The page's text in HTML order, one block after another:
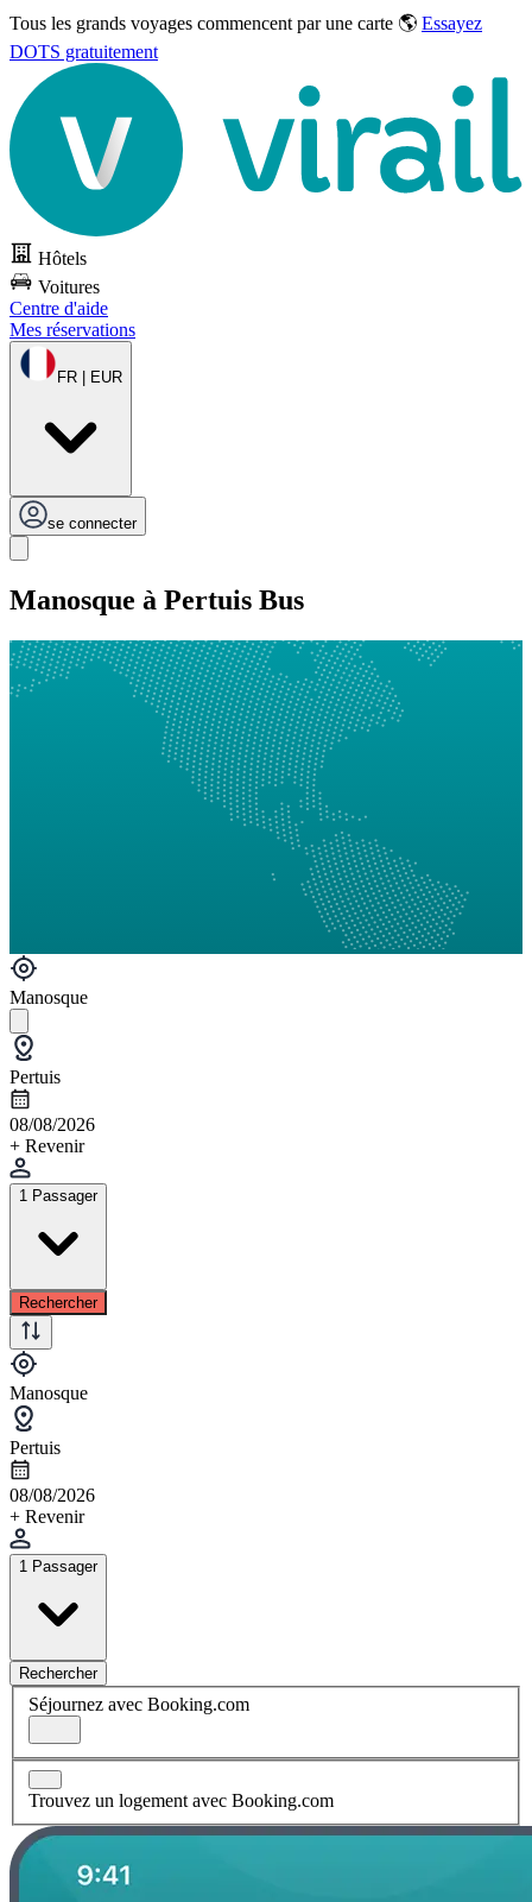
Tous les grands voyages commencent par une carte 🌎 Essayez
DOTS gratuitement
Hôtels
Voitures
Centre d'aide
Mes réservations
FR | EUR
se connecter
Manosque à Pertuis Bus
Manosque
Pertuis
08/08/2026
+ Revenir
1 Passager
Rechercher
Manosque
Pertuis
08/08/2026
+ Revenir
1 Passager
Rechercher
Séjournez avec Booking.com
Trouvez un logement avec Booking.com